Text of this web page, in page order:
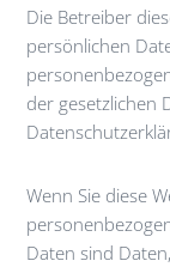
Die Betreiber
persönlichen
der gesetzlichen
Wenn Sie diese
Daten sind